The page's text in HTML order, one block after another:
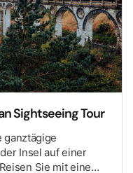
Sightseeing Tour
ganztägige
Insel auf einer
Sie mit einem